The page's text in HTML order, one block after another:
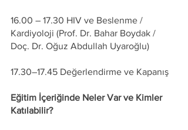
16.00 – 17.30 HIV ve Beslenme /
Kardiyoloji (Prof. Dr. Bahar Boydak /
Doç. Dr. Oğuz Abdullah Uyaroğlu)
17.30–17.45 Değerlendirme ve Kapanış
Eğitim İçeriğinde Neler Var ve Kimler
Katılabilir?